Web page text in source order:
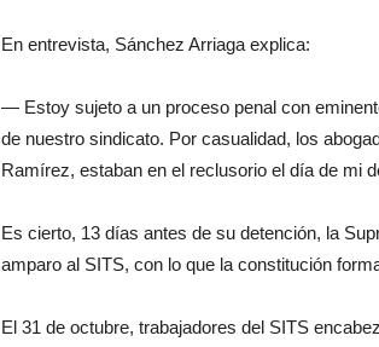
En entrevista, Sánchez Arriaga explica:
— Estoy sujeto a un proceso penal con
de nuestro sindicato. Por casualidad, los
Ramírez, estaban en el reclusorio el día de mi
Es cierto, 13 días antes de su detención, la
amparo al SITS, con lo que la constitución
El 31 de octubre, trabajadores del SITS